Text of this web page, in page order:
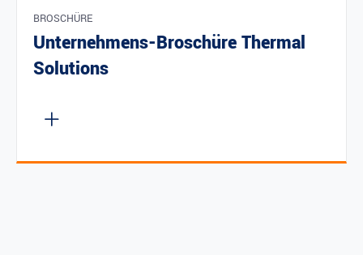
BROSCHÜRE
Unternehmens-Broschüre Thermal
Solutions